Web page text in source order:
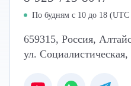
По будням с 10 до 18 (UTC
659315, Россия,
ул.